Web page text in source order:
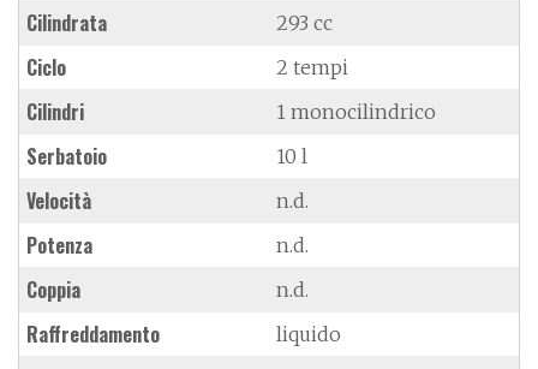
Cilindrata 293 cc
Ciclo 2 tempi
Cilindri 1 monocilindrico
Serbatoio 10 l
Velocità n.d.
Potenza n.d.
Coppia n.d.
Raffreddamento liquido